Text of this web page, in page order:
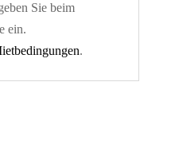
Sie beim
ein.
.